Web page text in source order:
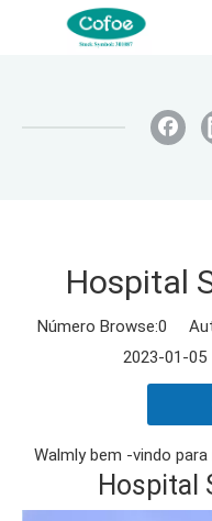
Hospital
Número Browse:0
2023-01-
Walmly bem -vindo
Hospital